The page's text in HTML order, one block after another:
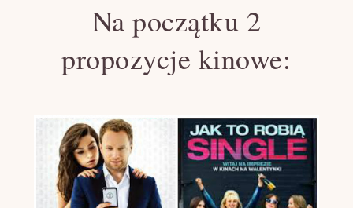
Na początku 2
propozycje kinowe: